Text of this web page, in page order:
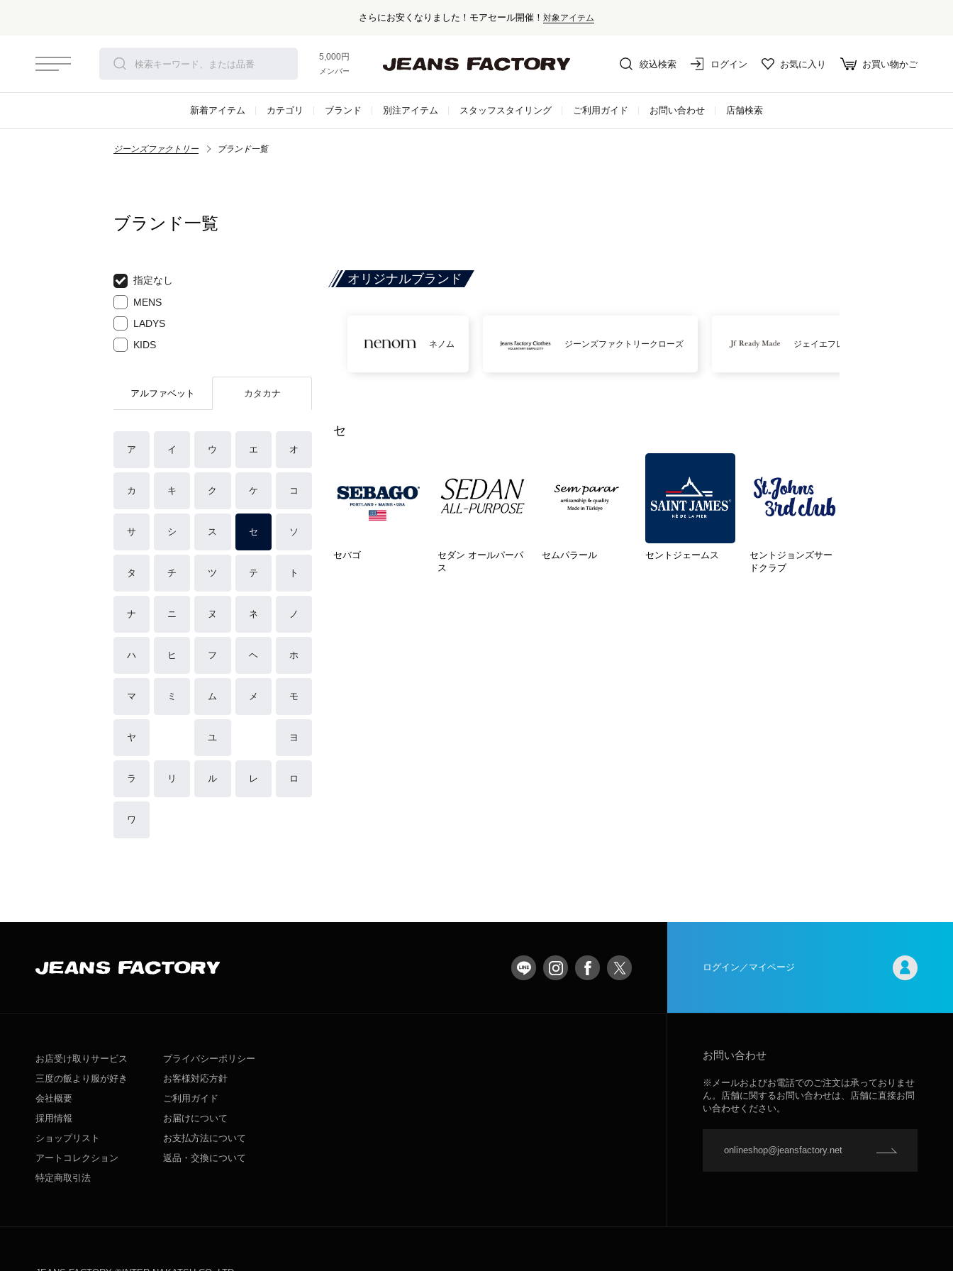
さらにお安くなりました！モアセール開催！対象アイテム
5,000円以上お買い上げで送料無料！
メンバー登録でお得な情報をゲット。さらに詳しく
絞込検索 ログイン お気に入り お買い物かご
新着アイテム カテゴリ ブランド 別注アイテム スタッフスタイリング ご利用ガイド お問い合わせ 店舗検索
ジーンズファクトリー ブランド一覧
ブランド一覧
指定なし
MENS
LADYS
KIDS
アルファベット カタカナ
ア イ ウ エ オ
カ キ ク ケ コ
サ シ ス セ ソ
タ チ ツ テ ト
ナ ニ ヌ ネ ノ
ハ ヒ フ ヘ ホ
マ ミ ム メ モ
ヤ ユ ヨ
ラ リ ル レ ロ
ワ
オリジナルブランド
ネノム ジーンズファクトリークローズ ジェイエフレディメイド
セ
セバゴ
セダン オールパーパ
ス
セムパラール セントジェームス
セントジョンズサー
ドクラブ
ログイン／マイページ
お店受け取りサービス
三度の飯より服が好き
会社概要
採用情報
ショップリスト
アートコレクション
特定商取引法
プライバシーポリシー
お客様対応方針
ご利用ガイド
お届けについて
お支払方法について
返品・交換について
お問い合わせ
※メールおよびお電話でのご注文は承っておりませ
ん。店舗に関するお問い合わせは、店舗に直接お問
い合わせください。
onlineshop@jeansfactory.net